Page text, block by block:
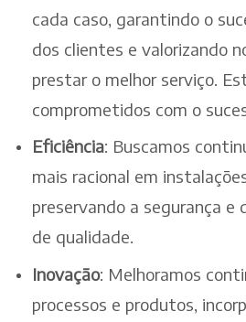
cada caso, garantindo o
dos clientes e valorizando
prestar o melhor serviço.
comprometidos com o
Eficiência: Buscamos
mais racional em
preservando a segurança e
de qualidade.
Inovação: Melhoramos
processos e produtos,